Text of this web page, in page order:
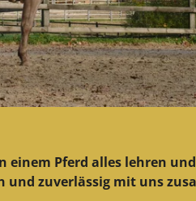
einem Pferd alles lehren
und zuverlässig mit uns